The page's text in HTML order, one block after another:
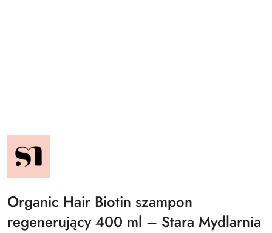
NAZWA
PRODUCENTA:
STARA
MYDLARNIA
Organic Hair Biotin szampon
regenerujący 400 ml – Stara Mydlarnia